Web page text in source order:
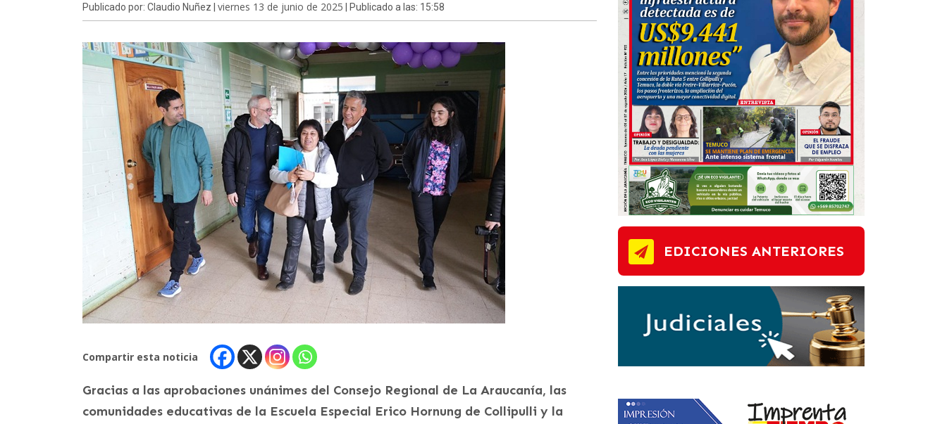
Publicado por: Claudio Nuñez | viernes 13 de junio de 2025 | Publicado a las: 15:58
Compartir esta noticia
Gracias a las aprobaciones unánimes del Consejo Regional de La Araucanía, las
comunidades educativas de la Escuela Especial Erico Hornung de Collipulli y la
EDICIONES ANTERIORES